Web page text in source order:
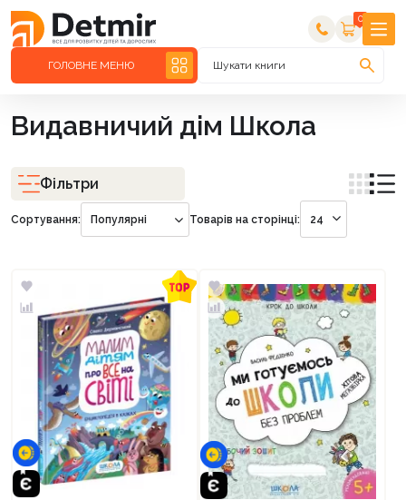
0
ГОЛОВНЕ МЕНЮ Шукати книги
Видавничий дім Школа
Фільтри
Сортування: Популярні Товарів на сторінці: 24